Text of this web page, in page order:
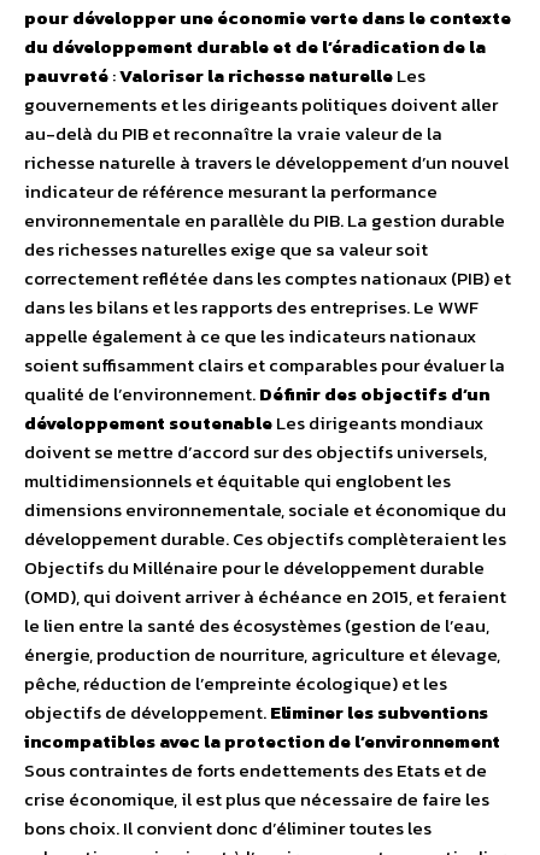
pour développer une économie verte dans le contexte
du développement durable et de l’éradication de la
pauvreté:Valoriser la richesse naturelleLes
gouvernements et les dirigeants politiques doivent aller
au-delà du PIB et reconnaître la vraie valeur de la
richesse naturelle à travers le développement d’un nouvel
indicateur de référence mesurant la performance
environnementale en parallèle du PIB. La gestion durable
des richesses naturelles exige que sa valeur soit
correctement reflétée dans les comptes nationaux (PIB) et
dans les bilans et les rapports des entreprises. Le WWF
appelle également à ce que les indicateurs nationaux
soient suffisamment clairs et comparables pour évaluer la
qualité de l’environnement.Définir des objectifs d’un
développement soutenableLes dirigeants mondiaux
doivent se mettre d’accord sur des objectifs universels,
multidimensionnels et équitable qui englobent les
dimensions environnementale, sociale et économique du
développement durable. Ces objectifs complèteraient les
Objectifs du Millénaire pour le développement durable
(OMD), qui doivent arriver à échéance en 2015, et feraient
le lien entre la santé des écosystèmes (gestion de l’eau,
énergie, production de nourriture, agriculture et élevage,
pêche, réduction de l’empreinte écologique) et les
objectifs de développement.Eliminer les subventions
incompatibles avec la protection de l’environnement
Sous contraintes de forts endettements des Etats et de
crise économique, il est plus que nécessaire de faire les
bons choix. Il convient donc d’éliminer toutes les